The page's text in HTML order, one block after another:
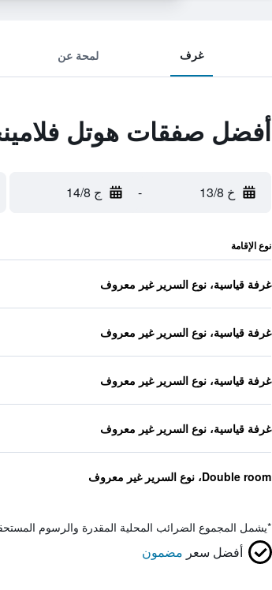
غرف لمحة عن
أفضل صفقات هوتل
خ 13/8 - ج 14/8
نوع الإقامة
غرفة قياسية، نوع السرير غير معروف
غرفة قياسية، نوع السرير غير معروف
غرفة قياسية، نوع السرير غير معروف
غرفة قياسية، نوع السرير غير معروف
Double room، نوع السرير غير معروف
*يشمل المجموع الضرائب المحلية المقدرة والرسوم
أفضل سعر مضمون